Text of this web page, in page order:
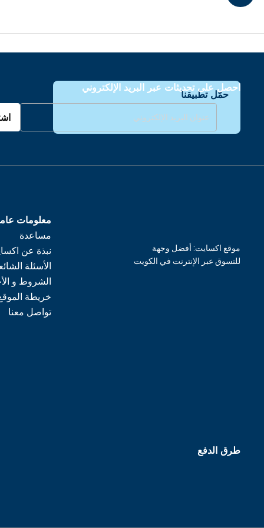
حمّل تطبيقنا
احصل على تحديثات عبر البريد الإلكتروني
معلومات
مساعدة
نبذة عن
الأسئلة
الشروط و
خريطة
تواصل معنا
موقع اكسايت: أفضل وجهة
للتسوق عبر الإنترنت في الكويت
طرق الدفع